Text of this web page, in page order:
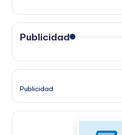
Publicidad
Publicidad